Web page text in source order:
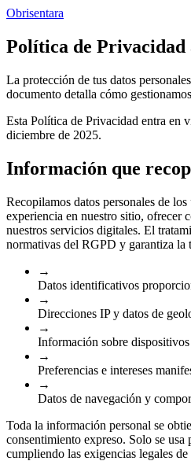
Obrisentara
Política de Privacidad
La protección de tus datos
documento detalla cómo
Esta Política de Privacidad entra en
diciembre de 2025.
Información que
Recopilamos datos personales de
experiencia en nuestro sitio, ofrecer
nuestros servicios digitales. El
normativas del RGPD y garantiza la
→
Datos identificativos
→
Direcciones IP y datos de
→
Información sobre
→
Preferencias e intereses
→
Datos de navegación y
Toda la información personal se
consentimiento expreso. Solo se usa
cumpliendo las exigencias legales